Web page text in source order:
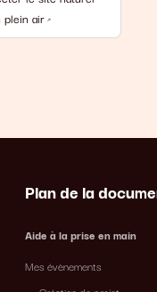
plein air
Plan de la
Aide à la prise en main
Mes évènements